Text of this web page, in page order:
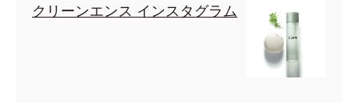
クリーンエンス インスタグラム